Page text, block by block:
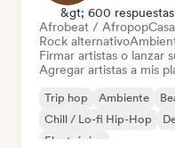
&gt; 600 respuestas
Afrobeat / Afropop
Rock alternativo
Firmar artistas o lanzar
Agregar artistas a mis
Trip hop Ambiente
Chill / Lo-fi Hip-Hop
Electrónica